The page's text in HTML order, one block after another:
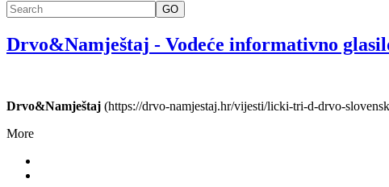
GO
Drvo&Namještaj - Vodeće informativno
Drvo&Namještaj (https://drvo-namjestaj.hr/vijesti/licki-tri-d-drvo-
More